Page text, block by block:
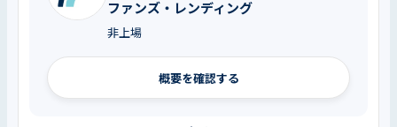
ファンズ・レンディング
非上場
概要を確認する